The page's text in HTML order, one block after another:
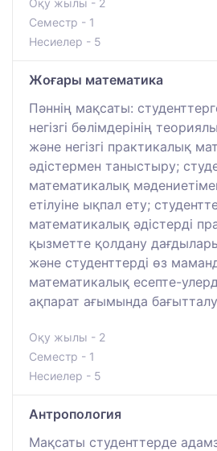
Семестр - 1
Несиелер - 5
Жоғары математика
Пәннің мақсаты:
негізгі бөлімдерінің
және негізгі практикалық
әдістермен таныстыру;
математикалық
етілуіне ықпал ету;
математикалық әдістерді
қызметте қолдану
және студенттерді өз
математикалық есепте-
ақпарат ағымында
Оқу жылы - 2
Семестр - 1
Несиелер - 5
Антропология
Мақсаты студенттерде